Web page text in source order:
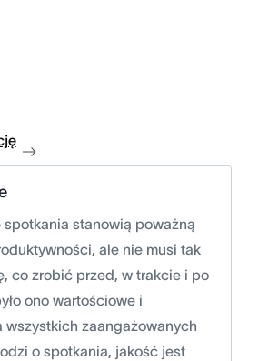
stanowią poważną
ale nie musi tak
co zrobić przed, w trakcie i po
ono wartościowe i
wszystkich zaangażowanych
o spotkania, jakość jest